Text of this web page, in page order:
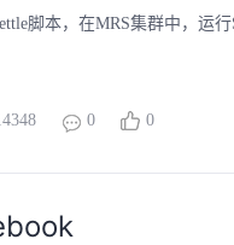
脚本，在MRS集群中，运行
0 0